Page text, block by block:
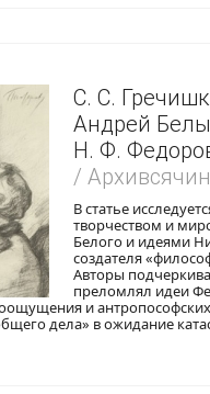
С. С.
Андрей
Н. Ф.
/
В статье
творчеством и
Белого и идеями
создателя
Авторы
преломлял идеи
и
дела» в ожидание